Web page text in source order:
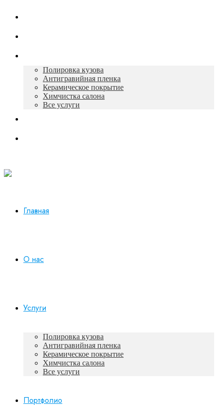
Полировка кузова
Антигравийная пленка
Керамическое покрытие
Химчистка салона
Все услуги
Главная
О нас
Услуги
Полировка кузова
Антигравийная пленка
Керамическое покрытие
Химчистка салона
Все услуги
Портфолио